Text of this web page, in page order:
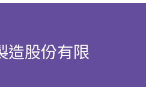
造股份有限